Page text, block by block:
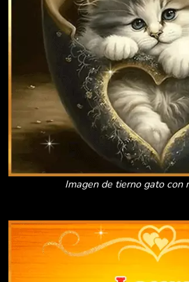
Imagen de tierno gato con